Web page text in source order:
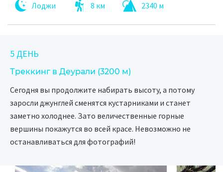
Лоджи 8 км 2340 м
5 ДЕНЬ
Треккинг в Деурали (3200 м)
Сегодня вы продолжите набирать высоту, а потому
заросли джунглей сменятся кустарниками и станет
заметно холоднее. Зато величественные горные
вершины покажутся во всей красе. Невозможно не
останавливаться для фотографий!